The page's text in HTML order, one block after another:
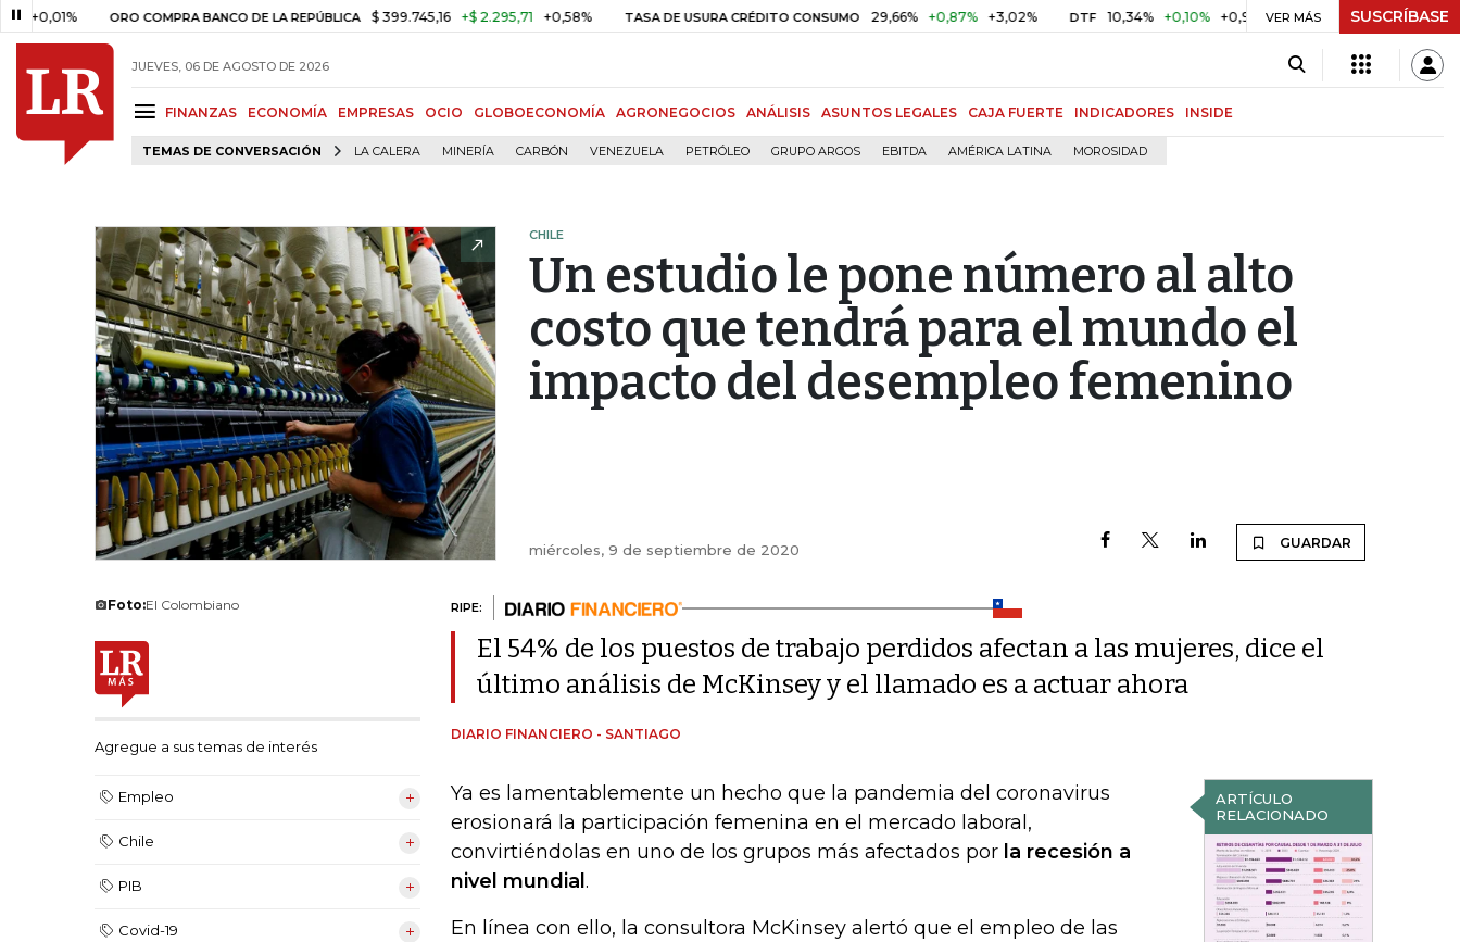
ORO COMPRA BANCO DE LA REPÚBLICA $ 399.745,16 +$ 2.295,71 +0,58% TASA DE USURA CRÉDITO CONSUMO 29,66% +0,87% +3,02% DTF 10,34% +0,10% +0,98% UVR $ 416,86 +$ 0,05 +0,01%
VER MÁS SUSCRÍBASE
JUEVES, 06 DE AGOSTO DE 2026
FINANZAS ECONOMÍA EMPRESAS OCIO GLOBOECONOMÍA AGRONEGOCIOS ANÁLISIS ASUNTOS LEGALES CAJA FUERTE INDICADORES INSIDE
TEMAS DE CONVERSACIÓN LA CALERA MINERÍA CARBÓN VENEZUELA PETRÓLEO GRUPO ARGOS EBITDA AMÉRICA LATINA MOROSIDAD
CHILE
Un estudio le pone número al alto
costo que tendrá para el mundo el
impacto del desempleo femenino
miércoles, 9 de septiembre de 2020 GUARDAR
Foto:El Colombiano
Agregue a sus temas de interés
Empleo
Chile
PIB
Covid-19
RIPE:
El 54% de los puestos de trabajo perdidos afectan a las mujeres, dice el
último análisis de McKinsey y el llamado es a actuar ahora
DIARIO FINANCIERO - SANTIAGO
ARTÍCULO
RELACIONADO
Ya es lamentablemente un hecho que la pandemia del coronavirus
erosionará la participación femenina en el mercado laboral,
convirtiéndolas en uno de los grupos más afectados por la recesión a
nivel mundial .
En línea con ello, la consultora McKinsey alertó que el empleo de las